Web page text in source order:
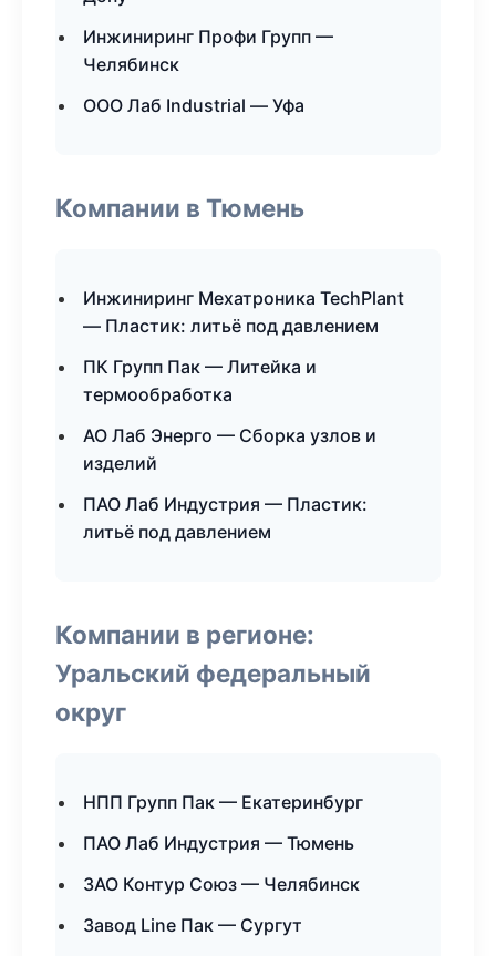
Инжиниринг Профи Групп —
Челябинск
ООО Лаб Industrial — Уфа
Компании в Тюмень
Инжиниринг Мехатроника TechPlant
— Пластик: литьё под давлением
ПК Групп Пак — Литейка и
термообработка
АО Лаб Энерго — Сборка узлов и
изделий
ПАО Лаб Индустрия — Пластик:
литьё под давлением
Компании в регионе:
Уральский федеральный
округ
НПП Групп Пак — Екатеринбург
ПАО Лаб Индустрия — Тюмень
ЗАО Контур Союз — Челябинск
Завод Line Пак — Сургут